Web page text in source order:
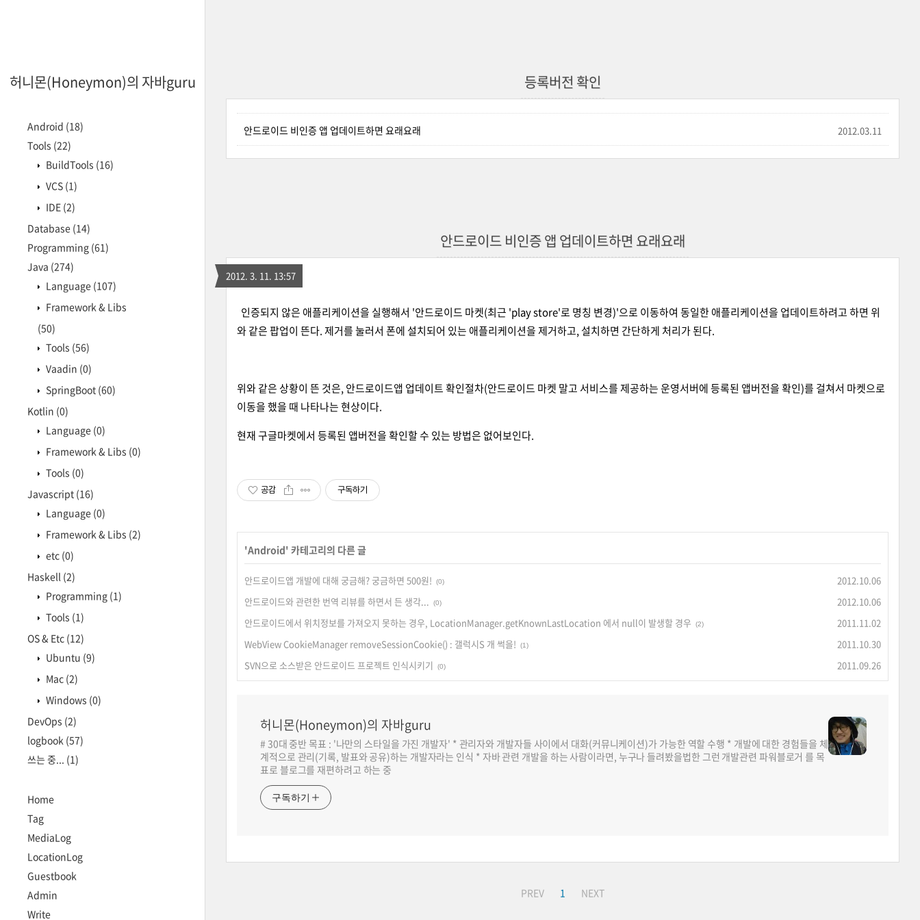
허니몬(Honeymon)의 자바guru
Android (18)
Tools (22)
BuildTools (16)
VCS (1)
IDE (2)
Database (14)
Programming (61)
Java (274)
Language (107)
Framework & Libs
(50)
Tools (56)
Vaadin (0)
SpringBoot (60)
Kotlin (0)
Language (0)
Framework & Libs (0)
Tools (0)
Javascript (16)
Language (0)
Framework & Libs (2)
etc (0)
Haskell (2)
Programming (1)
Tools (1)
OS & Etc (12)
Ubuntu (9)
Mac (2)
Windows (0)
DevOps (2)
logbook (57)
쓰는 중... (1)
Home
Tag
MediaLog
LocationLog
Guestbook
Admin
Write
등록버전 확인
안드로이드 비인증 앱 업데이트하면 요래요래 2012.03.11
안드로이드 비인증 앱 업데이트하면 요래요래
2012. 3. 11. 13:57
인증되지 않은 애플리케이션을 실행해서 '안드로이드 마켓(최근 'play store'로 명칭 변경)'으로 이동하여 동일한 애플리케이션을 업데이트하려고 하면 위
와 같은 팝업이 뜬다. 제거를 눌러서 폰에 설치되어 있는 애플리케이션을 제거하고, 설치하면 간단하게 처리가 된다.
위와 같은 상황이 뜬 것은, 안드로이드앱 업데이트 확인절차(안드로이드 마켓 말고 서비스를 제공하는 운영서버에 등록된 앱버전을 확인)를 걸쳐서 마켓으로
이동을 했을 때 나타나는 현상이다.
현재 구글마켓에서 등록된 앱버전을 확인할 수 있는 방법은 없어보인다.
공감 구독하기
'Android' 카테고리의 다른 글
안드로이드앱 개발에 대해 궁금해? 궁금하면 500원! (0)
2012.10.06
안드로이드와 관련한 번역 리뷰를 하면서 든 생각...
(0)
2012.10.06
안드로이드에서 위치정보를 가져오지 못하는 경우, LocationManager.getKnownLastLocation 에서 null이 발생할 경우
(2)
2011.11.02
WebView CookieManager removeSessionCookie() : 갤럭시S 개 썩을!
(1)
2011.10.30
SVN으로 소스받은 안드로이드 프로젝트 인식시키기
(0) 2011.09.26
허니몬(Honeymon)의 자바guru
# 30대 중반 목표 : '나만의 스타일을 가진 개발자' * 관리자와 개발자들 사이에서 대화(커뮤니케이션)가 가능한 역할 수행 * 개발에 대한 경험들을 체
계적으로 관리(기록, 발표와 공유)하는 개발자라는 인식 * 자바 관련 개발을 하는 사람이라면, 누구나 들려봤을법한 그런 개발관련 파워블로거 를 목
표로 블로그를 재편하려고 하는 중
구독하기
PREV 1 NEXT